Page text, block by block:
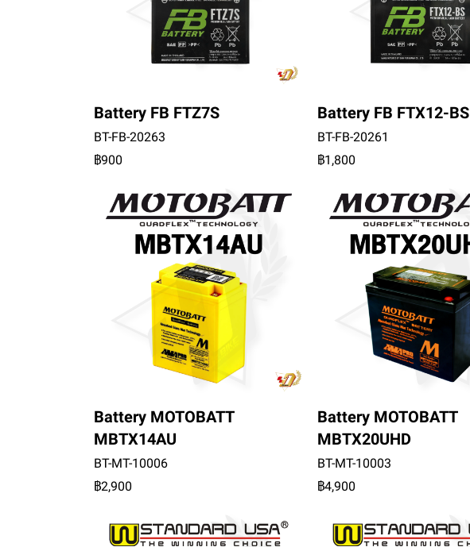
Battery FB FTZ7S
BT-FB-20263
฿900
Battery FB FTX12-BS
BT-FB-20261
฿1,800
Battery MOTOBATT
MBTX14AU
BT-MT-10006
฿2,900
Battery MOTOBATT
MBTX20UHD
BT-MT-10003
฿4,900